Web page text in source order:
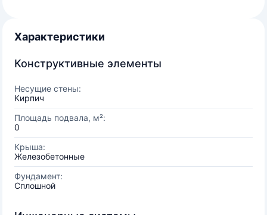
Характеристики
Конструктивные элементы
Несущие стены:
Кирпич
Площадь подвала, м²:
0
Крыша:
Железобетонные
Фундамент:
Сплошной